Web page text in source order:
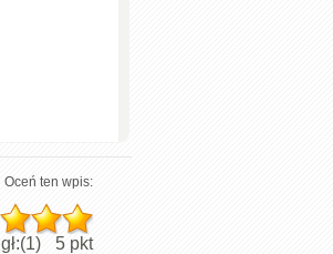
Oceń ten wpis:
gł:(1) 5 pkt